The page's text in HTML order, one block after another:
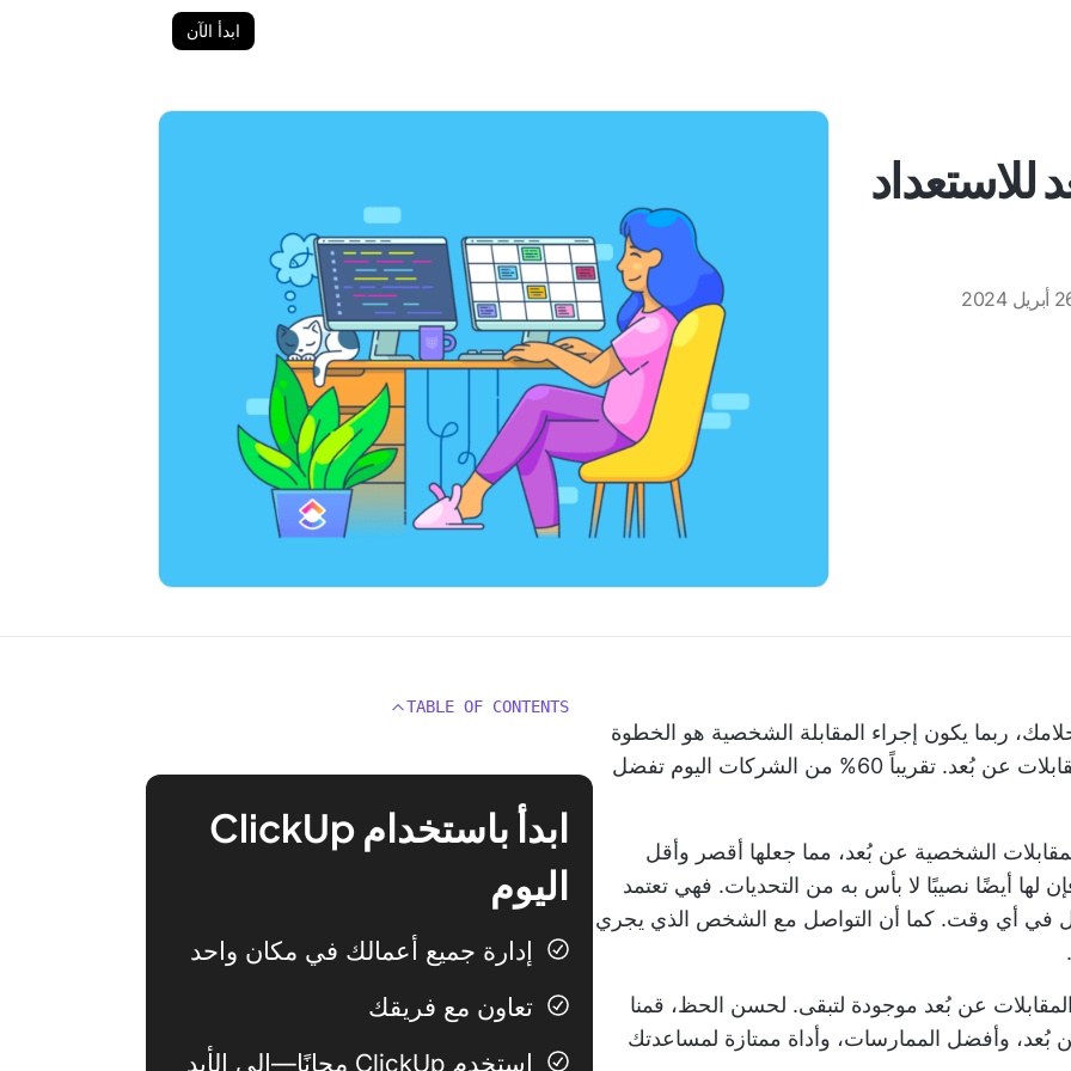
ابدأ الآن
للاستعداد
2024
ربما يكون إجراء المقابلة الشخصية هو الخطوة
عن بُعد. تقريباً 60% من الشركات اليوم تفضل
الشخصية عن بُعد، مما جعلها أقصر وأقل
لها أيضًا نصيبًا لا بأس به من التحديات. فهي تعتمد
في أي وقت. كما أن التواصل مع الشخص الذي يجري
عن بُعد موجودة لتبقى. لحسن الحظ، قمنا
بُعد، وأفضل الممارسات، وأداة ممتازة لمساعدتك
TABLE OF CONTENTS
ابدأ باستخدام ClickUp
اليوم
إدارة جميع أعمالك في مكان واحد
تعاون مع فريقك
استخدم ClickUp مجانًا—إلى الأبد